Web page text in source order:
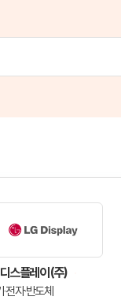
스플레이(주)
전자·반도체